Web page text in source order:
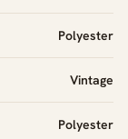
Polyester
Vintage
Polyester